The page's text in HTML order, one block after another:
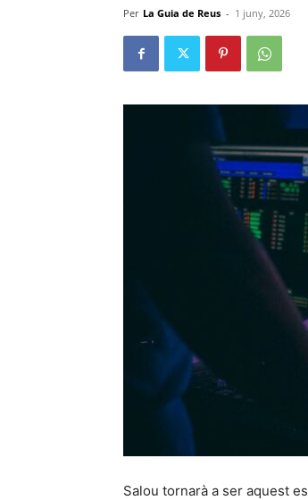
Per La Guia de Reus - 1 juny, 2026
Salou tornarà a ser aquest